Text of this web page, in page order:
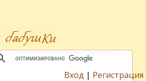
Вход | Регистрация